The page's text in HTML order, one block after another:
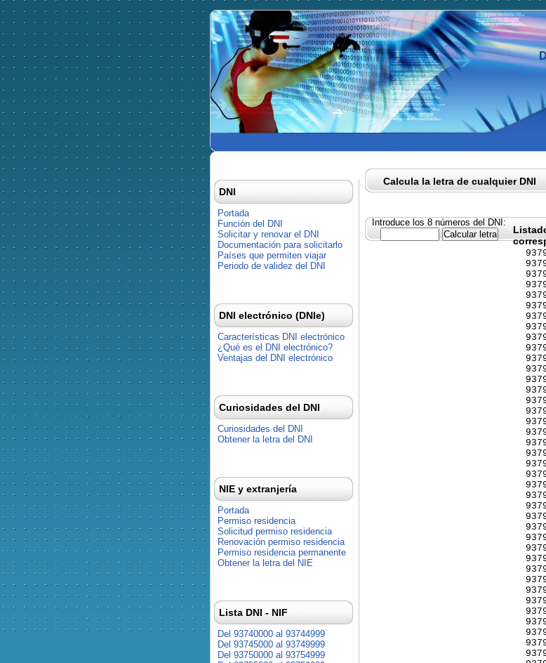
Calcula la letra de cualquier DNI
Introduce los 8 números del DNI:
DNI
Portada
Función del DNI
Solicitar y renovar el DNI
Documentación para solicitarlo
Países que permiten viajar
Periodo de validez del DNI
DNI electrónico (DNIe)
Características DNI electrónico
¿Qué es el DNI electrónico?
Ventajas del DNI electrónico
Curiosidades del DNI
Curiosidades del DNI
Obtener la letra del DNI
NIE y extranjería
Portada
Permiso residencia
Solicitud permiso residencia
Renovación permiso residencia
Permiso residencia permanente
Obtener la letra del NIE
Lista DNI - NIF
Del 93740000 al 93744999
Del 93745000 al 93749999
Del 93750000 al 93754999